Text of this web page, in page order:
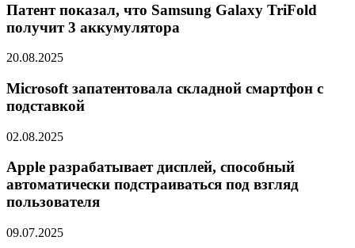
Патент показал, что Samsung Galaxy TriFold
получит 3 аккумулятора
20.08.2025
Microsoft запатентовала складной смартфон с
подставкой
02.08.2025
Apple разрабатывает дисплей, способный
автоматически подстраиваться под взгляд
пользователя
09.07.2025